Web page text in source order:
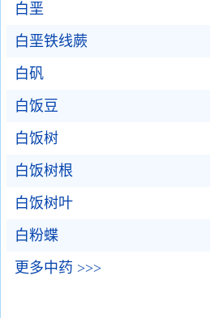
白垩
白垩铁线蕨
白矾
白饭豆
白饭树
白饭树根
白饭树叶
白粉蝶
更多中药 >>>